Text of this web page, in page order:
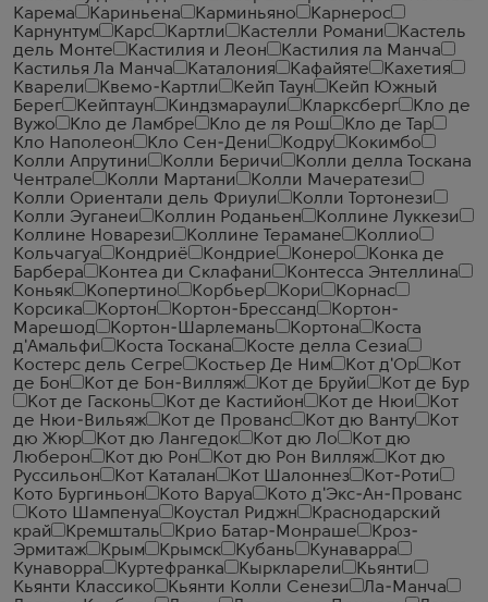
Карема
Кариньена Карминьяно
Карнерос
Карнунтум
Карс Картли Кастелли Романи
Кастель
дель Монте
Кастилия и Леон
Кастилия ла Манча
Кастилья Ла Манча
Каталония Кафайяте
Кахетия
Кварели
Квемо-Картли Кейп Таун
Кейп Южный
Берег
Кейптаун Киндзмараули Кларксберг
Кло де
Вужо
Кло де Ламбре Кло де ля Рош
Кло де Тар
Кло Наполеон
Кло Сен-Дени Кодру
Кокимбо
Колли Апрутини
Колли Беричи
Колли делла Тоскана
Чентрале
Колли Мартани
Колли Мачератези
Колли Ориентали дель Фриули
Колли Тортонези
Колли Эуганеи
Коллин Роданьен
Коллине Луккези
Коллине Новарези
Коллине Терамане
Коллио
Кольчагуа
Кондриё Кондрие Конеро
Конка де
Барбера
Контеа ди Склафани
Контесса Энтеллина
Коньяк
Копертино Корбьер Кори
Корнас
Корсика
Кортон Кортон-Брессанд
Кортон-
Марешод
Кортон-Шарлемань Кортона
Коста
д'Амальфи
Коста Тоскана
Косте делла Сезиа
Костерс дель Сегре
Костьер Де Ним Кот д'Ор
Кот
де Бон
Кот де Бон-Вилляж Кот де Бруйи
Кот де Бур
Кот де Гасконь
Кот де Кастийон Кот де Нюи
Кот
де Нюи-Вильяж
Кот де Прованс Кот дю Ванту
Кот
дю Жюр
Кот дю Лангедок Кот дю Ло
Кот дю
Люберон
Кот дю Рон Кот дю Рон Вилляж
Кот дю
Руссильон
Кот Каталан Кот Шалоннез
Кот-Роти
Кото Бургиньон
Кото Варуа
Кото д'Экс-Ан-Прованс
Кото Шампенуа
Коустал Риджн
Краснодарский
край
Кремшталь Крио Батар-Монраше
Кроз-
Эрмитаж
Крым Крымск Кубань
Кунаварра
Кунаворра
Куртефранка Кыркларели
Кьянти
Кьянти Классико
Кьянти Колли Сенези
Ла-Манча